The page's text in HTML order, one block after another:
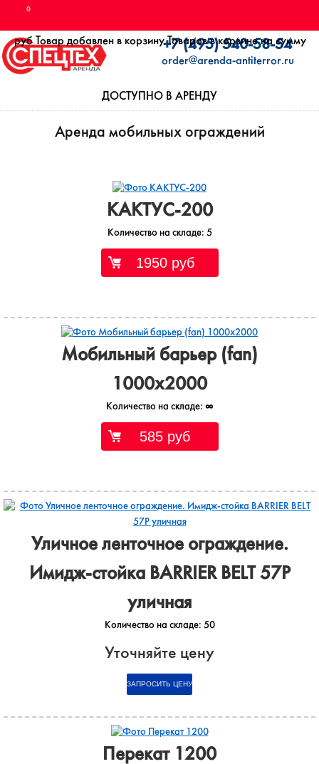
0
руб Товар добавлен в корзину Товаров в корзине на сумму
+7 (495) 540-58-54
order@arenda-antiterror.ru
ДОСТУПНО В АРЕНДУ
Аренда мобильных ограждений
КАКТУС-200
Количество на складе: 5
1950 руб
Мобильный барьер (fan)
1000х2000
Количество на складе: ∞
585 руб
Уличное ленточное ограждение.
Имидж-стойка BARRIER BELT 57P
уличная
Количество на складе: 50
Уточняйте цену
Перекат 1200